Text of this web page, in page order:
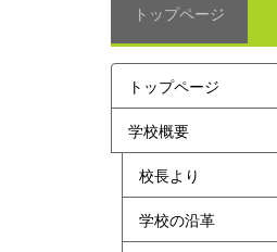
トップページ
トップページ
学校概要
校長より
学校の沿革